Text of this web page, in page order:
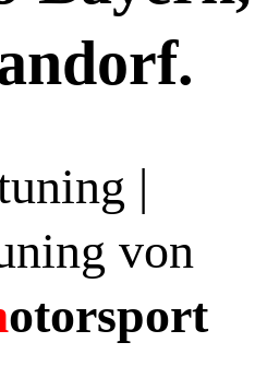
|
von
otorsport